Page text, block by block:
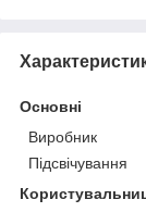
Основні
Виробник
Підсвічування